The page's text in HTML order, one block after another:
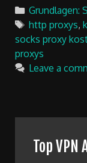
Categories
Grundlagen:
Tags
http proxys,
socks proxy
proxys
Leave a
Top